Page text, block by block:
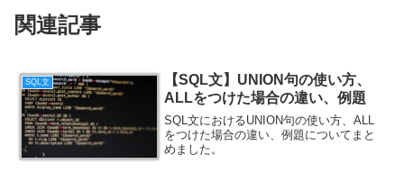
関連記事
SQL文
【SQL文】UNION句の使い方、
ALLをつけた場合の違い、例題
SQL文におけるUNION句の使い方、ALL
をつけた場合の違い、例題についてまと
めました。